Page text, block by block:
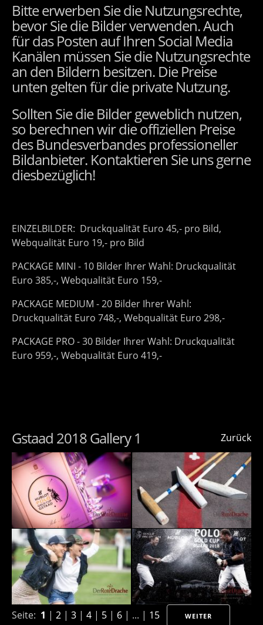
Bitte erwerben Sie die Nutzungsrechte,
bevor Sie die Bilder verwenden. Auch
für das Posten auf Ihren Social Media
Kanälen müssen Sie die Nutzungsrechte
an den Bildern besitzen. Die Preise
unten gelten für die private Nutzung.
Sollten Sie die Bilder geweblich nutzen,
so berechnen wir die offiziellen Preise
des Bundesverbandes professioneller
Bildanbieter. Kontaktieren Sie uns gerne
diesbezüglich!
EINZELBILDER: Druckqualität Euro 45,- pro Bild,
Webqualität Euro 19,- pro Bild
PACKAGE MINI - 10 Bilder Ihrer Wahl: Druckqualität
Euro 385,-, Webqualität Euro 159,-
PACKAGE MEDIUM - 20 Bilder Ihrer Wahl:
Druckqualität Euro 748,-, Webqualität Euro 298,-
PACKAGE PRO - 30 Bilder Ihrer Wahl: Druckqualität
Euro 959,-, Webqualität Euro 419,-
Zurück
Gstaad 2018 Gallery 1
Seite: 1 | 2 | 3 | 4 | 5 | 6 | ... | 15 WEITER